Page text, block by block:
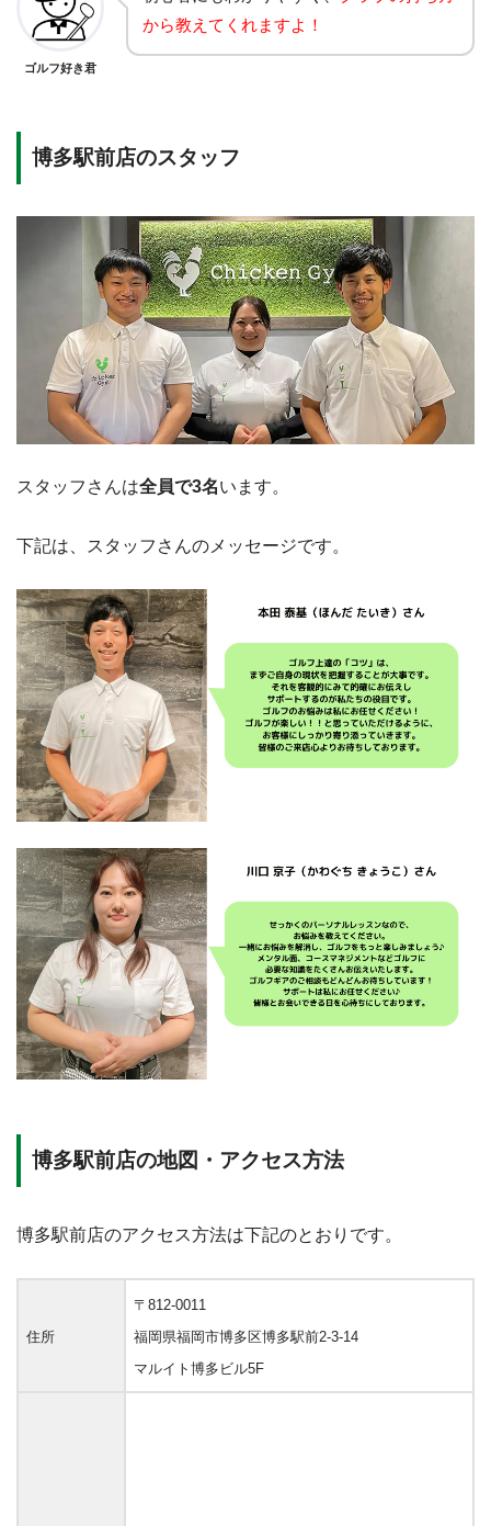
ゴルフ好き君
から教えてくれますよ！
博多駅前店のスタッフ
スタッフさんは全員で3名います。
下記は、スタッフさんのメッセージです。
博多駅前店の地図・アクセス方法
博多駅前店のアクセス方法は下記のとおりです。
住所
〒812-0011
福岡県福岡市博多区博多駅前2‐3‐14
マルイト博多ビル5F